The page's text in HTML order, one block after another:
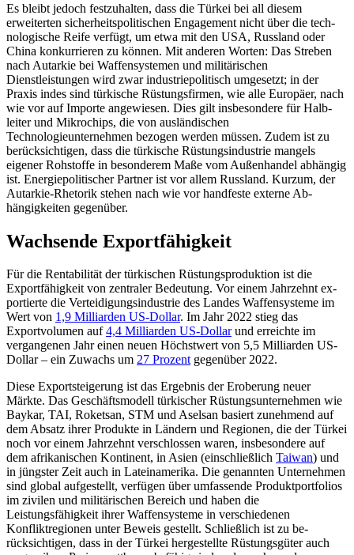
Es bleibt jedoch festzuhalten, dass die Türkei bei all diesem
erweiterten sicherheits­politischen Engagement nicht über die tech­
nologische Reife verfügt, um etwa mit den USA, Russland oder
China konkurrieren zu können. Mit anderen Worten: Das Streben
nach Autarkie bei Waffensystemen und militärischen
Dienstleistungen wird zwar industriepolitisch umgesetzt; in der
Praxis indes sind türkische Rüstungsfirmen, wie alle Europäer, nach
wie vor auf Importe angewiesen. Dies gilt insbesondere für Halb­
leiter und Mikrochips, die von auslän­dischen
Technologieunternehmen bezogen werden müssen. Zudem ist zu
berücksich­tigen, dass die türkische Rüstungsindustrie mangels
eigener Rohstoffe in besonderem Maße vom Außenhandel abhängig
ist. Energiepolitischer Partner ist vor allem Russland. Kurzum, der
Autarkie-Rhetorik stehen nach wie vor handfeste externe Ab­
hängigkeiten gegenüber.
Wachsende Exportfähigkeit
Für die Rentabilität der türkischen Rüstungs­produktion ist die
Exportfähigkeit von zen­traler Bedeutung. Vor einem Jahrzehnt ex­
portierte die Verteidigungsindustrie des Landes Waffensysteme im
Wert von 1,9 Mil­liarden US-Dollar. Im Jahr 2022 stieg das
Exportvolumen auf4,4 Milliarden US-Dol­larund erreichte im
vergangenen Jahr einen neuen Höchstwert von 5,5 Mi­lliarden US-
Dollar – ein Zuwachs um 27 Prozentgegenüber 2022.
Diese Exportsteigerung ist das Ergebnis der Eroberung neuer
Märkte. Das Geschäfts­modell türkischer Rüstungsunternehmen wie
Baykar, TAI, Roketsan, STM und Asel­san basiert zunehmend auf
dem Absatz ihrer Produkte in Ländern und Regionen, die der Türkei
noch vor einem Jahrzehnt verschlossen waren, insbesondere auf
dem afrikanischen Kontinent, in Asien (einschließlich Taiwan) und
in jüngster Zeit auch in Lateinamerika. Die genannten Unternehmen
sind global aufgestellt, ver­fügen über umfassende Produktportfolios
im zivilen und militärischen Bereich und haben die
Leistungsfähigkeit ihrer Waffen­systeme in verschiedenen
Konfliktregionen unter Beweis gestellt. Schließlich ist zu be­
rücksichtigen, dass in der Türkei hergestellte Rüstungsgüter auch